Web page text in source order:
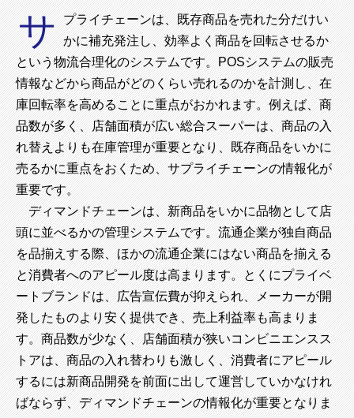
サ プライチェーンは、既存商品を売れた分だけい
かに補充発注し、効率よく商品を回転させるか
という物流合理化のシステムです。POSシステムの販売
情報などから商品がどのくらい売れるのかを計測し、在
庫回転率を高めることに重点がおかれます。例えば、商
品数が多く、店舗面積が広い総合スーパーは、商品の入
れ替えよりも在庫管理が重要となり、既存商品をいかに
売るかに重点をおくため、サプライチェーンの情報化が
重要です。
ディマンドチェーンは、新商品をいかに品物として店
頭に並べるかの管理システムです。流通企業が独自商品
を品揃えする際、ほかの流通企業にはない商品を揃える
と消費者へのアピール度は高まります。とくにプライベ
ートブランドは、広告宣伝費が抑えられ、メーカーが開
発したものより安く提供でき、売上利益率も高まりま
す。商品数が少なく、店舗面積が狭いコンビニエンスス
トアは、商品の入れ替わりも激しく、消費者にアピール
するには新商品開発を前面に出して運営していかなけれ
ばならず、ディマンドチェーンの情報化が重要となりま